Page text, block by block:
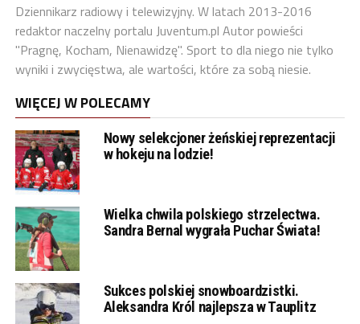
Dziennikarz radiowy i telewizyjny. W latach 2013-2016
redaktor naczelny portalu Juventum.pl Autor powieści
"Pragnę, Kocham, Nienawidzę". Sport to dla niego nie tylko
wyniki i zwycięstwa, ale wartości, które za sobą niesie.
WIĘCEJ W POLECAMY
Nowy selekcjoner żeńskiej reprezentacji
w hokeju na lodzie!
Wielka chwila polskiego strzelectwa.
Sandra Bernal wygrała Puchar Świata!
Sukces polskiej snowboardzistki.
Aleksandra Król najlepsza w Tauplitz